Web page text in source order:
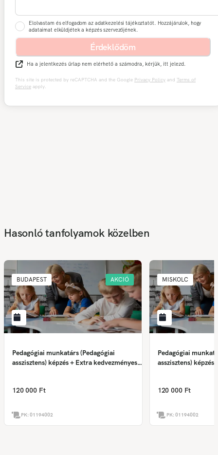
Elolvastam és elfogadom az adatkezelési tájékoztatót. Hozzájárulok, hogy
adataimat elküldjétek a képzés szervezőjének.
Érdeklődöm
Ha a jelentkezés űrlap nem elérhető a számodra, kérjük, itt jelezd.
This site is protected by reCAPTCHA and the Google Privacy Policy and Terms of
Service apply.
Hasonló tanfolyamok közelben
BUDAPEST AKCIÓ
Pedagógiai munkatárs (Pedagógiai
asszisztens) képzés + Extra kedvezményes
120 000 Ft
PK:01194002
MISKOLC
Pedagógiai
asszisztens)
120 000 Ft
PK:01194002